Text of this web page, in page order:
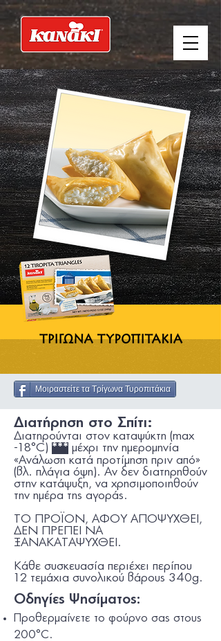
Μοιραστείτε τα Τρίγωνα Τυροπιτάκια
Διατήρηση στο Σπίτι:
Διατηρούνται στον καταψύκτη (max
-18°C) *** µέχρι την ηµεροµηνία
«Ανάλωση κατά προτίµηση πριν από»
(βλ. πλάγια όψη). Αν δεν διατηρηθούν
στην κατάψυξη, να χρησιµοποιηθούν
την ηµέρα της αγοράς.
ΤΟ ΠΡΟΪΟΝ, ΑΦΟΥ ΑΠΟΨΥΧΘΕΙ,
ΔΕΝ ΠΡΕΠΕΙ ΝΑ
ΞΑΝΑΚΑΤΑΨΥΧΘΕΙ.
Κάθε συσκευασία περιέχει περίπου
12 τεμάχια συνολικού βάρους 340g.
Οδηγίες Ψησίματος:
Προθερμαίνετε το φούρνο σας στους
200°C.